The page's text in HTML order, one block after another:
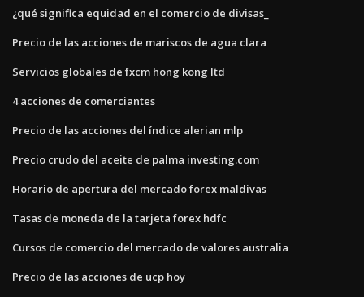
¿qué significa equidad en el comercio de divisas_
Precio de las acciones de mariscos de agua clara
Servicios globales de fxcm hong kong ltd
4 acciones de comerciantes
Precio de las acciones del índice alerian mlp
Precio crudo del aceite de palma investing.com
Horario de apertura del mercado forex maldivas
Tasas de moneda de la tarjeta forex hdfc
Cursos de comercio del mercado de valores australia
Precio de las acciones de ucp hoy